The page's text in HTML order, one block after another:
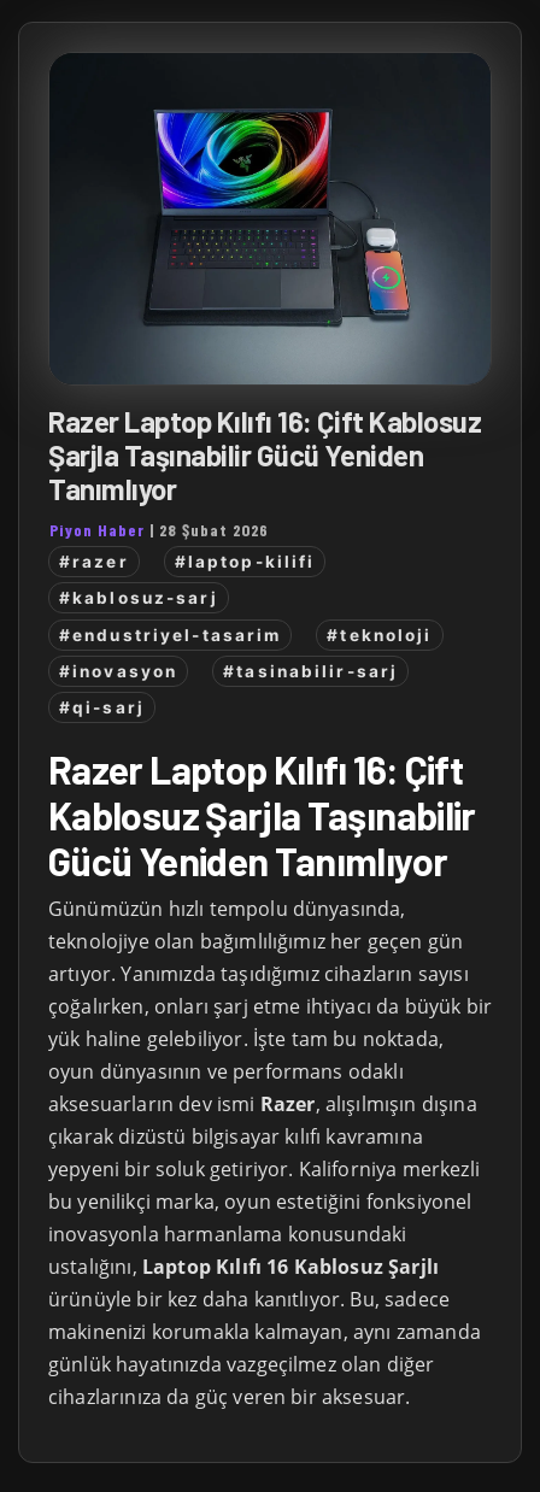
Razer Laptop Kılıfı 16: Çift Kablosuz
Şarjla Taşınabilir Gücü Yeniden
Tanımlıyor
Piyon Haber | 28 Şubat 2026
#razer
#laptop-kilifi
#kablosuz-sarj
#endustriyel-tasarim
#teknoloji
#inovasyon
#tasinabilir-sarj
#qi-sarj
Razer Laptop Kılıfı 16: Çift
Kablosuz Şarjla Taşınabilir
Gücü Yeniden Tanımlıyor
Günümüzün hızlı tempolu dünyasında,
teknolojiye olan bağımlılığımız her geçen gün
artıyor. Yanımızda taşıdığımız cihazların sayısı
çoğalırken, onları şarj etme ihtiyacı da büyük bir
yük haline gelebiliyor. İşte tam bu noktada,
oyun dünyasının ve performans odaklı
aksesuarların dev ismi Razer, alışılmışın dışına
çıkarak dizüstü bilgisayar kılıfı kavramına
yepyeni bir soluk getiriyor. Kaliforniya merkezli
bu yenilikçi marka, oyun estetiğini fonksiyonel
inovasyonla harmanlama konusundaki
ustalığını, Laptop Kılıfı 16 Kablosuz Şarjlı
ürünüyle bir kez daha kanıtlıyor. Bu, sadece
makinenizi korumakla kalmayan, aynı zamanda
günlük hayatınızda vazgeçilmez olan diğer
cihazlarınıza da güç veren bir aksesuar.